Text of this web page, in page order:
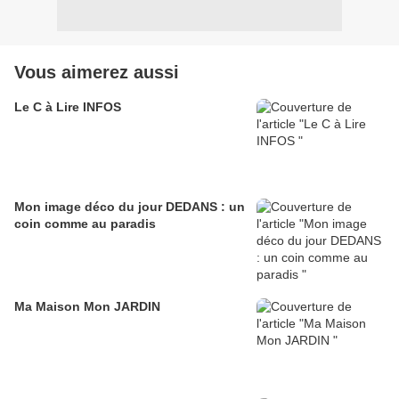
Vous aimerez aussi
Le C à Lire INFOS
Mon image déco du jour DEDANS : un
coin comme au paradis
Ma Maison Mon JARDIN